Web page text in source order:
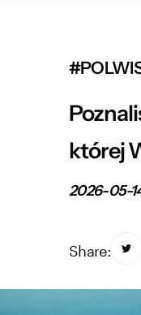
której
2026-05-
Share: